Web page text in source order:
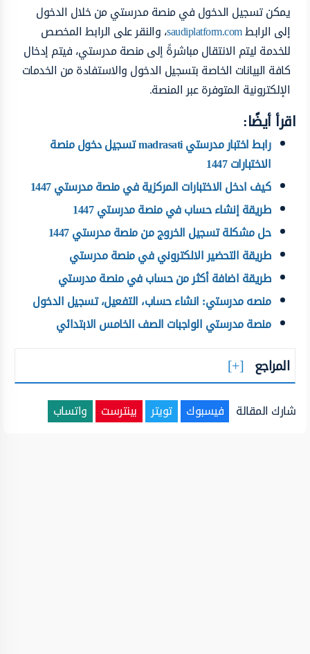
يمكن تسجيل الدخول في منصة مدرستي من خلال الدخول
إلى الرابطsaudiplatform.com، والنقر على الرابط المخصص
للخدمة ليتم الانتقال مباشرةً إلى منصة مدرستي، فيتم إدخال
كافة البيانات الخاصة بتسجيل الدخول والاستفادة من الخدمات
الإلكترونية المتوفرة عبر المنصة.
اقرأ أيضًا:
رابط اختبار مدرستي madrasati تسجيل دخول منصة
الاختبارات 1447
كيف ادخل الاختبارات المركزية في منصة مدرستي 1447
طريقة إنشاء حساب في منصة مدرستي 1447
حل مشكلة تسجيل الخروج من منصة مدرستي 1447
طريقة التحضير الالكتروني في منصة مدرستي
طريقة اضافة أكثر من حساب في منصة مدرستي
منصه مدرستي: انشاء حساب، التفعيل، تسجيل الدخول
منصة مدرستي الواجبات الصف الخامس الابتدائي
المراجع
شارك المقالة فيسبوك تويتر بينترست واتساب